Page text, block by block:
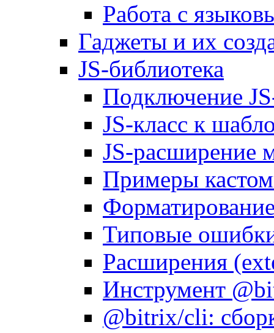
Работа с
Гаджеты и их
JS-библиотека
Подключение
JS-класс к
JS-расширение
Примеры
Типовые
Расширения
Инструмент
@bitrix/cli: